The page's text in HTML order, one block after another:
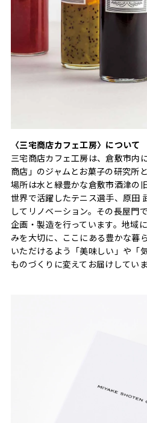
〈三宅商店カフェ工房〉について
三宅商店カフェ工房は、倉敷市内
商店」のジャムとお菓子の研究所
場所は水と緑豊かな倉敷市酒津の
世界で活躍したテニス選手、原田
してリノベーション。その長屋門
企画・製造を行っています。地域
みを大切に、ここにある豊かな暮
いただけるよう「美味しい」や「
ものづくりに変えてお届けしていま